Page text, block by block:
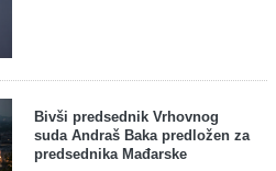
Bivši predsednik Vrhovnog
suda Andraš Baka predložen za
predsednika Mađarske